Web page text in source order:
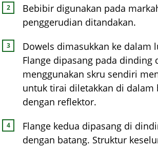
Bebibir digunakan pada
penggerudian ditandakan.
Dowels dimasukkan ke dalam
Flange dipasang pada dinding
menggunakan skru sendiri
untuk tirai diletakkan di dalam
dengan reflektor.
Flange kedua dipasang di
dengan batang. Struktur